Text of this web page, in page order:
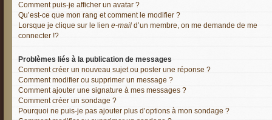
Comment puis-je afficher un avatar ?
Qu’est-ce que mon rang et comment le modifier ?
Lorsque je clique sur le lien e-mail d’un membre, on me demande de me
connecter !?
Problèmes liés à la publication de messages
Comment créer un nouveau sujet ou poster une réponse ?
Comment modifier ou supprimer un message ?
Comment ajouter une signature à mes messages ?
Comment créer un sondage ?
Pourquoi ne puis-je pas ajouter plus d’options à mon sondage ?